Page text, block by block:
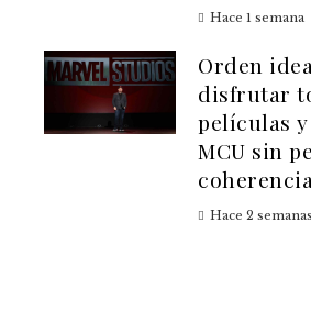
Hace 1 semana
Orden
disfrutar
películas
MCU sin
Hace 2 semanas